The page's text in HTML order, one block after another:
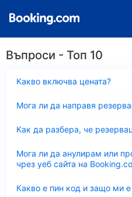
Въпроси - Топ 10
Какво включва цената?
Мога ли да направя
Как да разбера, че
Мога ли да анулирам или
чрез уеб сайта на
Какво е пин код и защо ми